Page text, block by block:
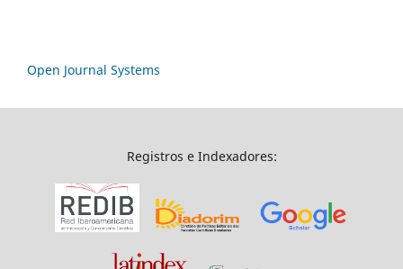
Open Journal Systems
Registros e Indexadores: